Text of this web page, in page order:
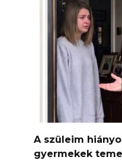
A szüleim
gyermekek